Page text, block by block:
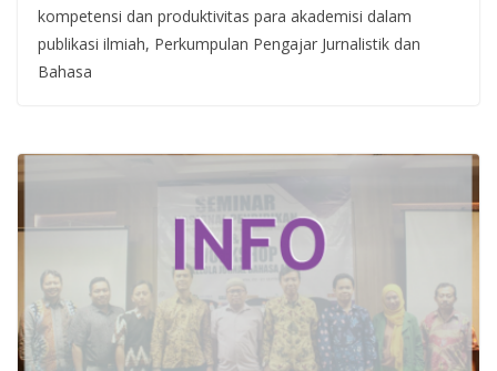
kompetensi dan produktivitas para akademisi dalam
publikasi ilmiah, Perkumpulan Pengajar Jurnalistik dan
Bahasa